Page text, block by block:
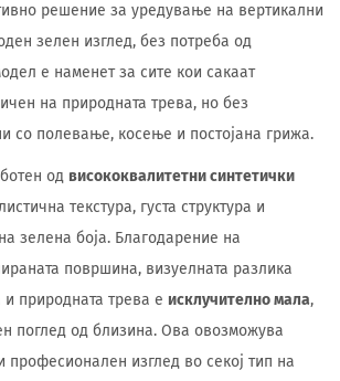
решение за уредување на вертикални
зелен изглед, без потреба од
е наменет за сите кои сакаат
на природната трева, но без
со полевање, косење и постојана грижа.
од висококвалитетни синтетички
текстура, густа структура и
зелена боја. Благодарение на
површина, визуелната разлика
и природната трева е исклучително мала,
поглед од близина. Ова овозможува
професионален изглед во секој тип на